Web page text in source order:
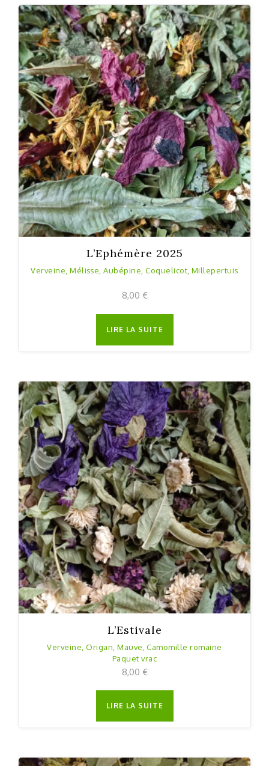
L’Ephémère 2025
Verveine, Mélisse, Aubépine, Coquelicot, Millepertuis
8,00 €
LIRE LA SUITE
L’Estivale
Verveine, Origan, Mauve, Camomille romaine
Paquet vrac
8,00 €
LIRE LA SUITE